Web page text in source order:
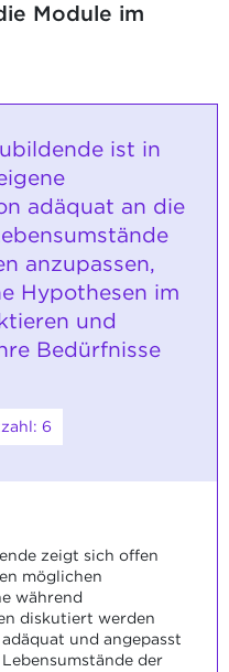
Module im
ist in
adäquat an die
anzupassen,
Hypothesen im
und
Bedürfnisse
6
zeigt sich offen
möglichen
während
diskutiert werden
und angepasst
der